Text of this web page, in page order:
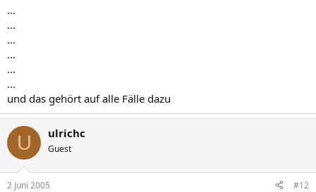
...
...
...
...
...
...
und das gehört auf alle Fälle dazu
U ulrichc
Guest
2 Juni 2005 #12